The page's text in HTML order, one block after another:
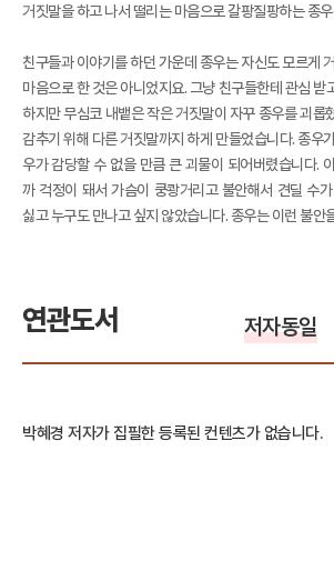
거짓말을 하고 나서 떨리는 마음으로 갈팡질팡하는 종
친구들과 이야기를 하던 가운데 종우는 자신도 모르게
마음으로 한 것은 아니었지요. 그냥 친구들한테 관심 받
하지만 무심코 내뱉은 작은 거짓말이 자꾸 종우를 괴롭
감추기 위해 다른 거짓말까지 하게 만들었습니다. 종우
우가 감당할 수 없을 만큼 큰 괴물이 되어버렸습니다.
까 걱정이 돼서 가슴이 쿵쾅거리고 불안해서 견딜 수
싫고 누구도 만나고 싶지 않았습니다. 종우는 이런 불안
연관도서 저자동일
박혜경 저자가 집필한 등록된 컨텐츠가 없습니다.